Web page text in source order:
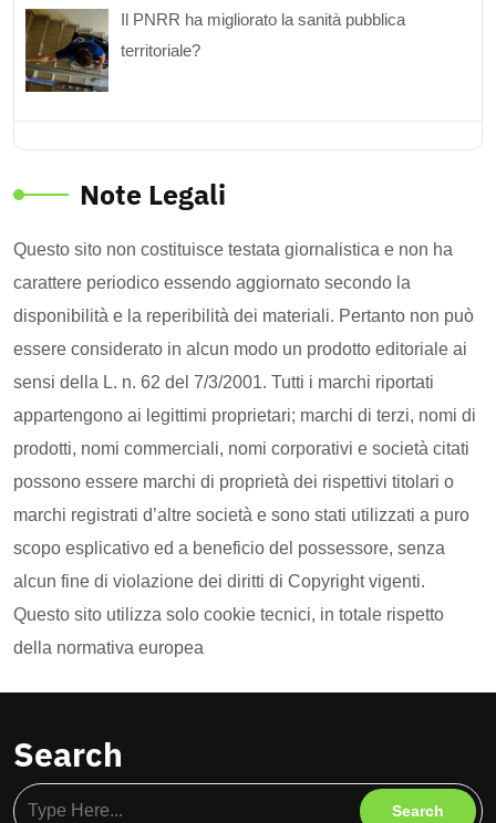
Il PNRR ha migliorato la sanità pubblica
territoriale?
Note Legali
Questo sito non costituisce testata giornalistica e non ha
carattere periodico essendo aggiornato secondo la
disponibilità e la reperibilità dei materiali. Pertanto non può
essere considerato in alcun modo un prodotto editoriale ai
sensi della L. n. 62 del 7/3/2001. Tutti i marchi riportati
appartengono ai legittimi proprietari; marchi di terzi, nomi di
prodotti, nomi commerciali, nomi corporativi e società citati
possono essere marchi di proprietà dei rispettivi titolari o
marchi registrati d’altre società e sono stati utilizzati a puro
scopo esplicativo ed a beneficio del possessore, senza
alcun fine di violazione dei diritti di Copyright vigenti.
Questo sito utilizza solo cookie tecnici, in totale rispetto
della normativa europea
Search